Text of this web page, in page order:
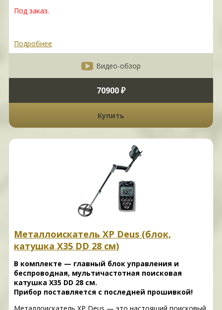
Под заказ.
Подробнее
Видео-обзор
70900 ₽
Купить
Металлоискатель XP Deus (блок,
катушка X35 DD 28 см)
В комплекте — главный блок управления и
беспроводная, мультичастотная поисковая
катушка X35 DD 28 см.
Прибор поставляется с последней прошивкой!